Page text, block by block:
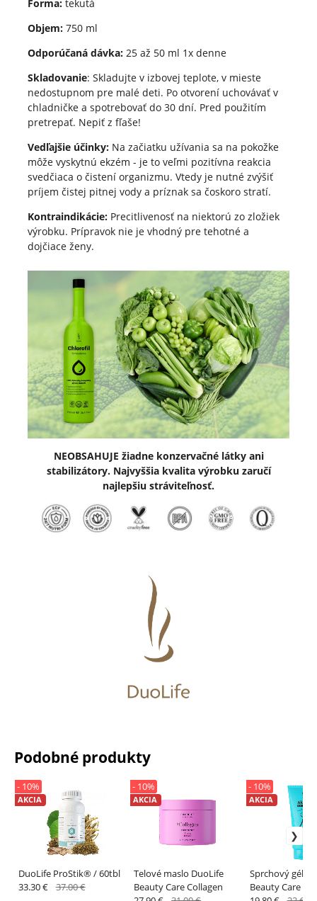
Forma:tekutá
Objem:750 ml
Odporúčaná dávka: 25 až 50 ml 1x denne
Skladovanie: Skladujte v izbovej teplote, v mieste
nedostupnom pre malé deti. Po otvorení uchovávať v
chladničke a spotrebovať do 30 dní. Pred použitím
pretrepať. Nepiť z fľaše!
Vedľajšie účinky: Na začiatku užívania sa na pokožke
môže vyskytnú ekzém - je to veľmi pozitívna reakcia
svedčiaca o čistení organizmu. Vtedy je nutné zvýšiť
príjem čistej pitnej vody a príznak sa čoskoro stratí.
Kontraindikácie: Precitlivenosť na niektorú zo zložiek
výrobku. Prípravok nie je vhodný pre tehotné a
dojčiace ženy.
NEOBSAHUJE žiadne konzervačné látky ani
stabilizátory. Najvyššia kvalita výrobku zaručí
najlepšiu stráviteľnosť.
Podobné produkty
DuoLife ProStik® / 60tbl
AKCIA
- 10%
33.30 € 37.00 €
Telové maslo DuoLife
Beauty Care Collagen
AKCIA
- 10%
Sprchový gél
Beauty Care
AKCIA
- 10%